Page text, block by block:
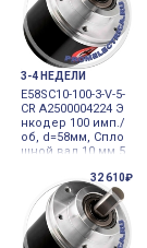
3-4 НЕДЕЛИ
E58SC10-100-3-V-5-
CR A2500004224 Э
нкодер 100 имп./
об, d=58мм, Спло
шной вал 10 мм 5
32 610₽